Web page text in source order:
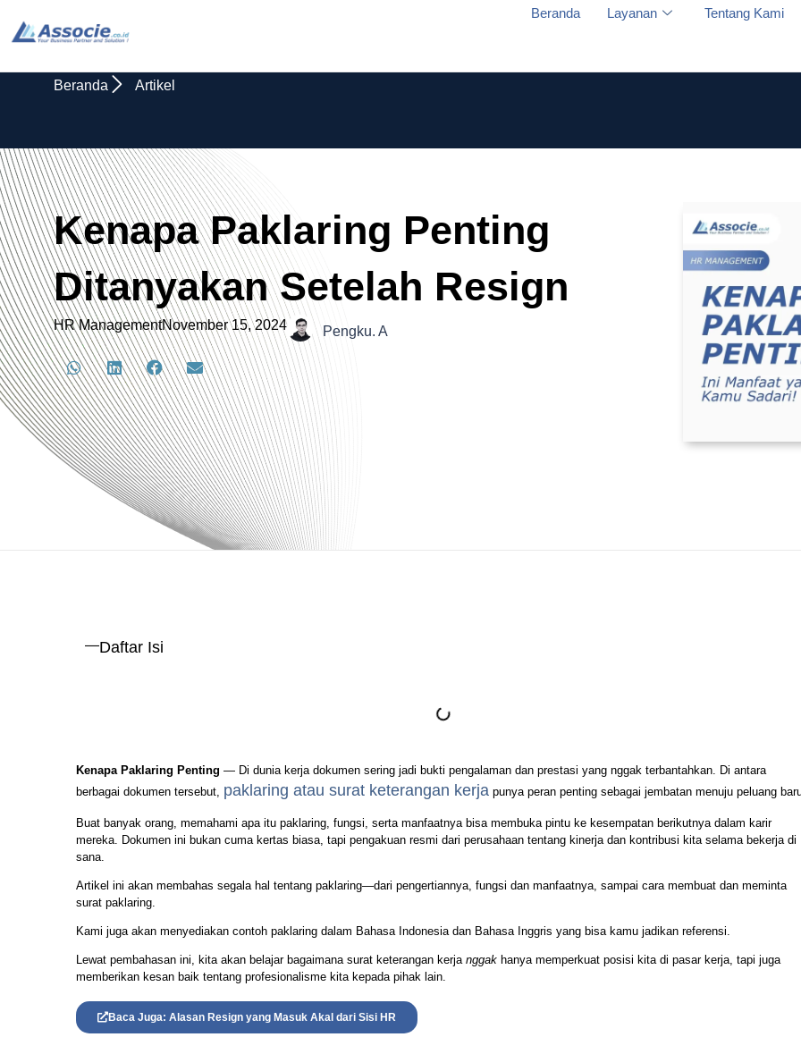
Beranda Layanan Tentang Kami
Beranda Artikel
Kenapa Paklaring Penting
Ditanyakan Setelah Resign
HR ManagementNovember 15, 2024 Pengku. A
Daftar Isi
Kenapa Paklaring Penting — Di dunia kerja dokumen sering jadi bukti pengalaman dan prestasi yang nggak terbantahkan. Di antara
berbagai dokumen tersebut, paklaring atau surat keterangan kerja punya peran penting sebagai jembatan menuju peluang
Buat banyak orang, memahami apa itu paklaring, fungsi, serta manfaatnya bisa membuka pintu ke kesempatan berikutnya dalam karir
mereka. Dokumen ini bukan cuma kertas biasa, tapi pengakuan resmi dari perusahaan tentang kinerja dan kontribusi kita selama bekerja di
sana.
Artikel ini akan membahas segala hal tentang paklaring—dari pengertiannya, fungsi dan manfaatnya, sampai cara membuat dan meminta
surat paklaring.
Kami juga akan menyediakan contoh paklaring dalam Bahasa Indonesia dan Bahasa Inggris yang bisa kamu jadikan referensi.
Lewat pembahasan ini, kita akan belajar bagaimana surat keterangan kerja nggak hanya memperkuat posisi kita di pasar kerja, tapi juga
memberikan kesan baik tentang profesionalisme kita kepada pihak lain.
Baca Juga: Alasan Resign yang Masuk Akal dari Sisi HR